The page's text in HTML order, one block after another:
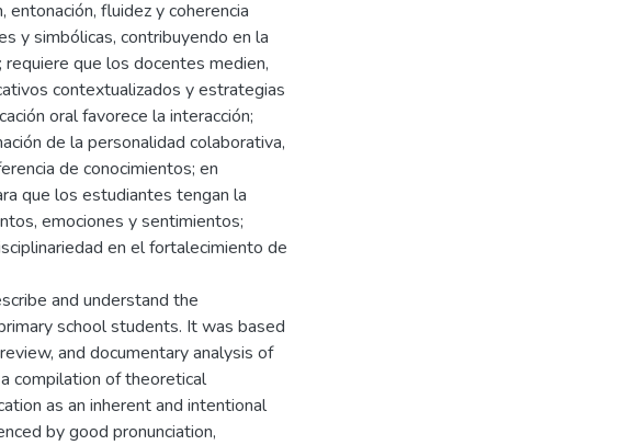
entonación, fluidez y coherencia
y simbólicas, contribuyendo en la
que los docentes medien,
contextualizados y estrategias
oral favorece la interacción;
de la personalidad colaborativa,
de conocimientos; en
que los estudiantes tengan la
emociones y sentimientos;
en el fortalecimiento de
and understand the
school students. It was based
and documentary analysis of
compilation of theoretical
as an inherent and intentional
by good pronunciation,